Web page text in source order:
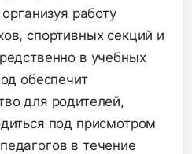
работу
спортивных секций и
в учебных
обеспечит
для родителей,
под присмотром
в течение